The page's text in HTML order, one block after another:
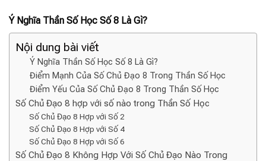
Ý Nghĩa Thần Số Học Số 8 Là Gì?
Nội dung bài viết
Ý Nghĩa Thần Số Học Số 8 Là Gì?
Điểm Mạnh Của Số Chủ Đạo 8 Trong Thần Số Học
Điểm Yếu Của Số Chủ Đạo 8 Trong Thần Số Học
Số Chủ Đạo 8 hợp với số nào trong Thần Số Học
Số Chủ Đạo 8 Hợp với Số 2
Số Chủ Đạo 8 Hợp với Số 4
Số Chủ Đạo 8 Hợp với Số 6
Số Chủ Đạo 8 Không Hợp Với Số Chủ Đạo Nào Trong